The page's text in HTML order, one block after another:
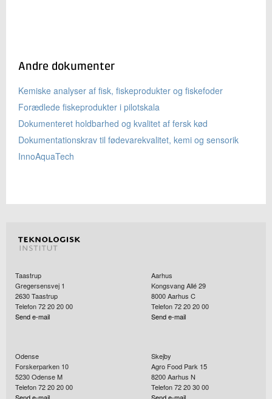
Andre dokumenter
Kemiske analyser af fisk, fiskeprodukter og fiskefoder
Forædlede fiskeprodukter i pilotskala
Dokumenteret holdbarhed og kvalitet af fersk kød
Dokumentationskrav til fødevarekvalitet, kemi og sensorik
InnoAquaTech
Taastrup
Gregersensvej 1
2630Taastrup
Telefon 72 20 20 00
Send e-mail
Aarhus
Kongsvang Allé 29
8000Aarhus C
Telefon 72 20 20 00
Send e-mail
Odense
Forskerparken 10
5230Odense M
Telefon 72 20 20 00
Skejby
Agro Food Park 15
8200Aarhus N
Telefon 72 20 30 00